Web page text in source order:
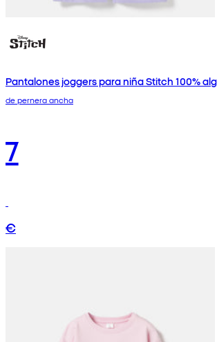
Pantalones joggers para niña Stitch 100%
de pernera ancha
7
€